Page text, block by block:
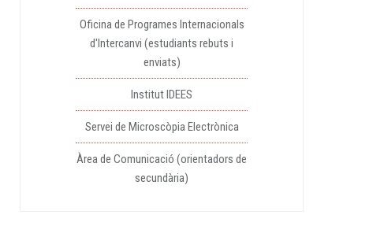
Oficina de Programes Internacionals
d'Intercanvi (estudiants rebuts i
enviats)
Institut IDEES
Servei de Microscòpia Electrònica
Àrea de Comunicació (orientadors de
secundària)